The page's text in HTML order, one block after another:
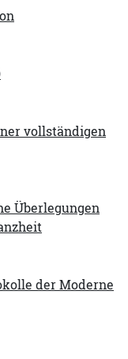
vollständigen
Überlegungen
der Moderne